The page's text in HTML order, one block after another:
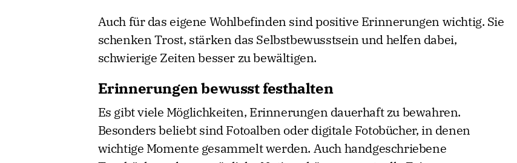
Auch für das eigene Wohlbefinden sind positive Erinnerungen wichtig. Sie
schenken Trost, stärken das Selbstbewusstsein und helfen dabei,
schwierige Zeiten besser zu bewältigen.
Erinnerungen bewusst festhalten
Es gibt viele Möglichkeiten, Erinnerungen dauerhaft zu bewahren.
Besonders beliebt sind Fotoalben oder digitale Fotobücher, in denen
wichtige Momente gesammelt werden. Auch handgeschriebene